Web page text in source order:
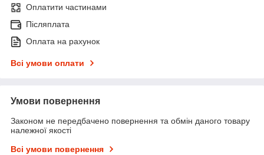
Оплатити частинами
Післяплата
Оплата на рахунок
Всі умови оплати
Умови повернення
Законом не передбачено повернення та обмін даного товару
належної якості
Всі умови повернення